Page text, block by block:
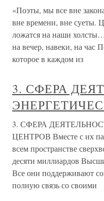
«Поэты, мы все вне
вне времени, вне суеты.
ложатся на наши
на вечер, навеки, на час
которое в каждом из
3. СФЕРА
3. СФЕРА
ЦЕНТРОВ Вместе с их
всем пространстве
десяти миллиардов
Все они поддерживают
полную связь со своими